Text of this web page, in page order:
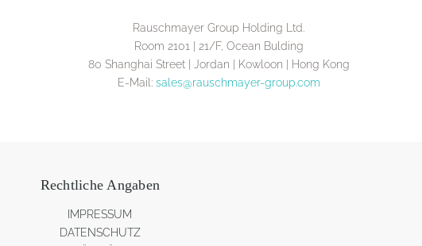
Rauschmayer Group Holding Ltd.
Room 2101 | 21/F, Ocean Bulding
80 Shanghai Street | Jordan | Kowloon | Hong Kong
E-Mail: sales@rauschmayer-group.com
Rechtliche Angaben
IMPRESSUM
DATENSCHUTZ